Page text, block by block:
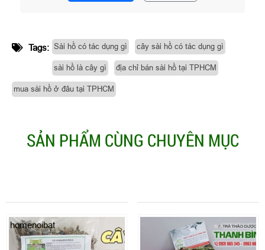
Tags: Sài hồ có tác dụng gì cây sài hồ có tác dụng gì
sài hồ là cây gì địa chỉ bán sài hồ tại TPHCM
mua sài hồ ở đâu tại TPHCM
SẢN PHẨM CÙNG CHUYÊN MỤC
homenoibat